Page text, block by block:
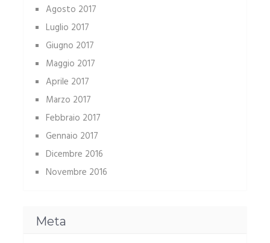
Agosto 2017
Luglio 2017
Giugno 2017
Maggio 2017
Aprile 2017
Marzo 2017
Febbraio 2017
Gennaio 2017
Dicembre 2016
Novembre 2016
Meta